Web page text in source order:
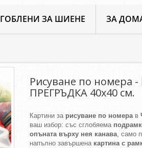
ГОБЛЕНИ ЗА ШИЕНЕ ЗА
Рисуване по
ПРЕГРЪДКА 40х40 см.
Картини за рисуване по номерав
ваш избор: със сглобяема
опъната върху нея канава, само
напълно завършена картина с